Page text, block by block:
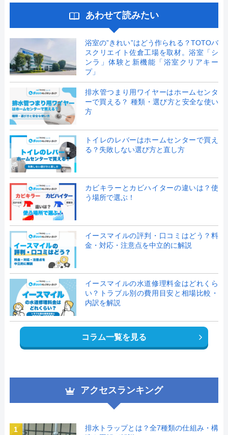
あわせて読みたい
浴室の”きれい”はどう作られる？TOTOバ
スクリエイト佐倉工場を取材。浴室「シ
ンラ」体験と新機能「浴室クリアキー
プ」
排水管つまり用ワイヤーはホームセンタ
ーで買える？ 種類・選び方と安全な使い
方
トイレのレバーはホームセンターで買え
る？失敗しない選び方と直し方
カビキラーとカビハイターの違いは？使
う場所で選ぶ！
イースマイルの評判・口コミはどう？料
金・対応・注意点を中立的に解説
イースマイルの水道修理料金はどれくら
い？トラブル別の費用目安と相場比較・
内訳を解説
コラム一覧を見る
アクセスランキング
1
排水トラップとは？全7種類の仕組み・構